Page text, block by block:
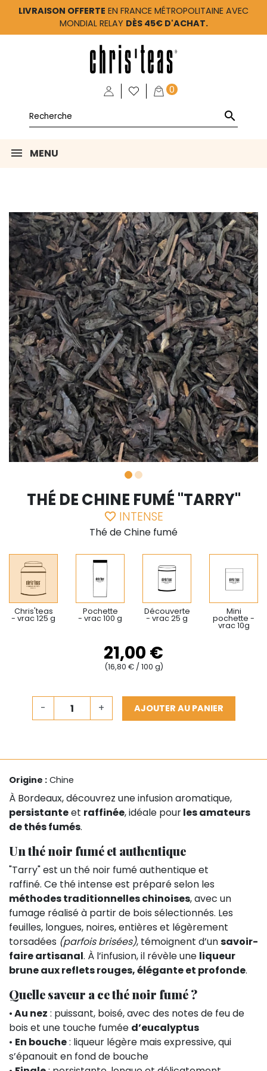
LIVRAISON OFFERTE EN FRANCE MÉTROPOLITAINE AVEC
MONDIAL RELAY DÈS 45€ D'ACHAT.
0

MENU
THÉ DE CHINE FUMÉ "TARRY"
favorite_border INTENSE
Thé de Chine fumé
Chris'teas
- vrac 125 g
Pochette
- vrac 100 g
Découverte
- vrac 25 g
Mini
pochette -
vrac 10g
21,00 €
(16,80 € / 100 g)
- + AJOUTER AU PANIER
Origine : Chine
À Bordeaux, découvrez une infusion aromatique,
persistanteet raffinée, idéale pourles amateurs
de thés fumés.
Un thé noir fumé et authentique
"Tarry" est un thé noir fumé authentique et
raffiné. Ce thé intense est préparé selon les
méthodes traditionnelles chinoises, avec un
fumage réalisé à partir de bois sélectionnés. Les
feuilles, longues, noires, entières et légèrement
torsadées (parfois brisées), témoignent d’unsavoir-
faire artisanal. À l’infusion, il révèle une liqueur
brune aux reflets rouges, élégante et profonde.
Quelle saveur a ce thé noir fumé ?
•Au nez : puissant, boisé, avec des notes de feu de
bois et une touche fumée d’eucalyptus
• En bouche: liqueur légère mais expressive, qui
s’épanouit en fond de bouche